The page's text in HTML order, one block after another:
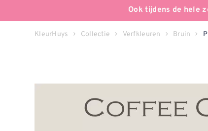
Ook tijdens de hele
KleurHuys Collectie Verfkleuren Bruin